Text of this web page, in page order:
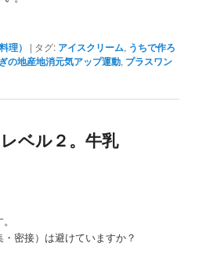
理） | タグ: アイスクリーム, うちで作ろ
の地産地消元気アップ運動, プラスワン
ベル２。牛乳
密接）は避けていますか？